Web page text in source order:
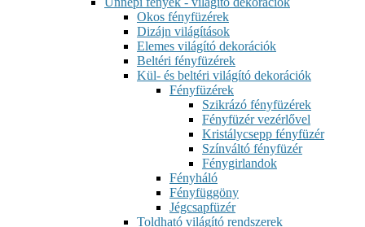
Okos fényfüzérek
Dizájn világítások
Elemes világító dekorációk
Beltéri fényfüzérek
Kül- és beltéri világító dekorációk
Fényfüzérek
Szikrázó fényfüzérek
Fényfüzér vezérlővel
Kristálycsepp fényfüzér
Színváltó fényfüzér
Fénygirlandok
Fényháló
Fényfüggöny
Jégcsapfüzér
Toldható világító rendszerek